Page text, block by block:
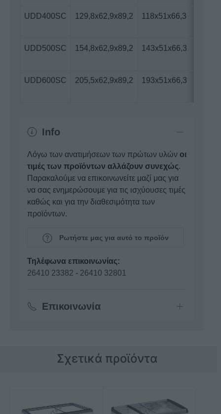
UDD400SC 129,8x62,9x89,2 118x51x66,3
UDD500SC 154,8x62,9x89,2 143x51x66,3
UDD600SC 205,5x62,9x89,2 193x51x66,3
Info
Λόγω των ανατιμήσεων των πρώτων υλών οι
τιμές των προϊόντων αλλάζουν συνεχώς.
Παρακαλούμε να επικοινωνείτε μαζί μας για
να σας ενημερώσουμε για τις ισχύουσες τιμές
καθώς και για την διαθεσιμότητα των
προϊόντων.
Ρωτήστε μας για αυτό το προϊόν
Τηλέφωνα επικοινωνίας:
26410 23382 - 26410 32801
Επικοινωνία
Σχετικά προϊόντα